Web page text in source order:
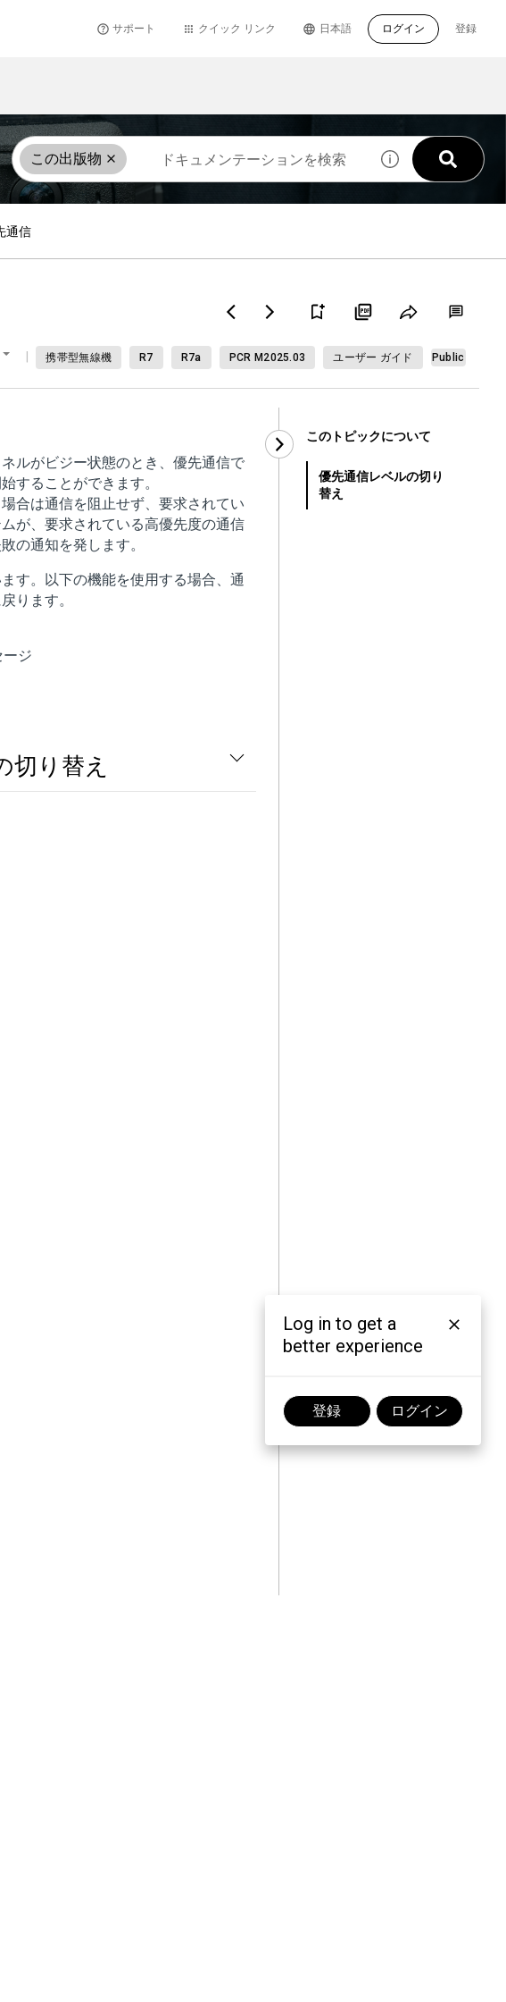
サポート クイック リンク 登録
日本語 ログイン
この出版物
通信
携帯型無線機 R7 R7a PCR M2025.03 ユーザー ガイド Public
ルがビジー状態のとき、優先通信で
することができます。
合は通信を阻止せず、要求されてい
が、要求されている高優先度の通信
の通知を発します。
す。以下の機能を使用する場合、通
ります。
ジ
切り替え
このトピックについて
優先通信レベルの切り
替え
Log in to get a
better experience
登録 ログイン